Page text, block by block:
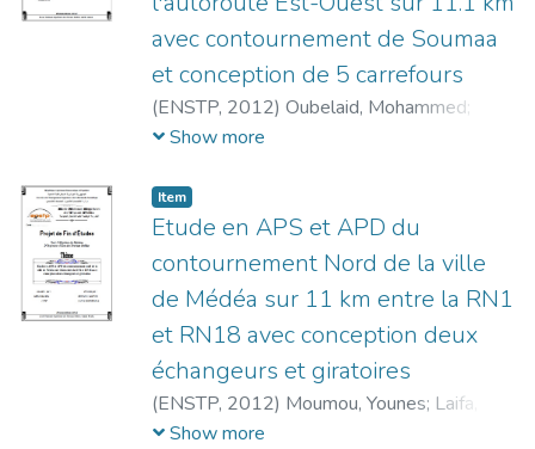
avec contournement de Soumaa
et conception de 5 carrefours
(ENSTP, 2012) Oubelaid, Mohammed;
Amari, Ahmed
Show more
Item
Etude en APS et APD du
contournement Nord de la ville
de Médéa sur 11 km entre la RN1
et RN18 avec conception deux
échangeurs et giratoires
(ENSTP, 2012) Moumou, Younes; Laifa,
Boudjemaa;Gheffar, M. A.
Show more